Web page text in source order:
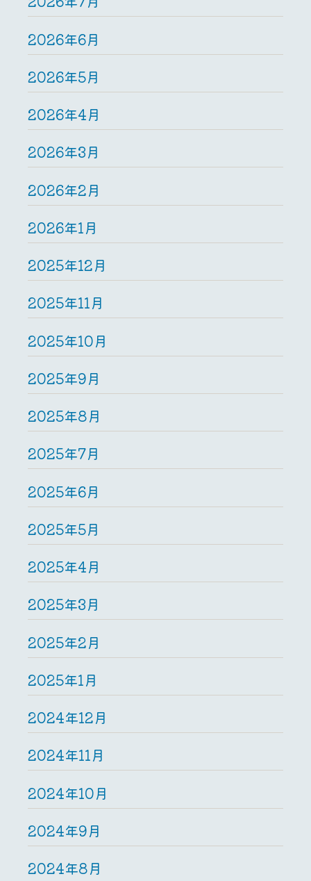
2026年6月
2026年5月
2026年4月
2026年3月
2026年2月
2026年1月
2025年12月
2025年11月
2025年10月
2025年9月
2025年8月
2025年7月
2025年6月
2025年5月
2025年4月
2025年3月
2025年2月
2025年1月
2024年12月
2024年11月
2024年10月
2024年9月
2024年8月